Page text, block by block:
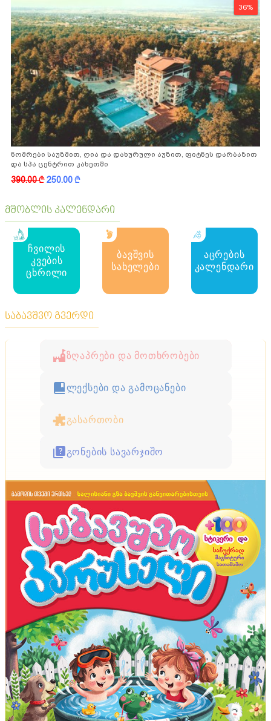
36%
ნომრები საუზმით, ღია და დახურული აუზით, ფიტნეს დარბაზით
და სპა ცენტრით კახეთში
390.00k250.00k
მშობლის კალენდარი
ჩვილის
კვების
ცხრილი
ბავშვის
სახელები
აცრების
კალენდარი
საბავშვო გვერდი
ზღაპრები და მოთხრობები
ლექსები და გამოცანები
გასართობი
გონების სავარჯიშო